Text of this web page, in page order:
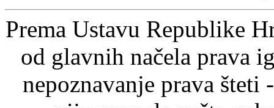
Prema Ustavu Republike
od glavnih načela prava
nepoznavanje prava šteti